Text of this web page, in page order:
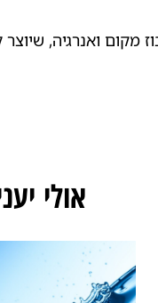
מקום ואנרגיה, שיוצר
אולי